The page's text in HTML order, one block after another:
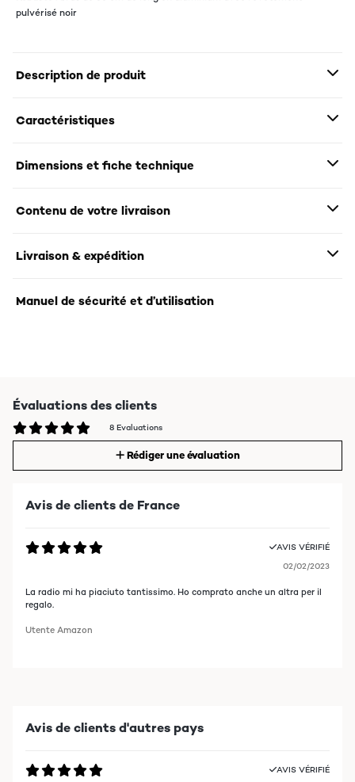
pulvérisé noir
Description de produit
Caractéristiques
Dimensions et fiche technique
Contenu de votre livraison
Livraison & expédition
Manuel de sécurité et d’utilisation
Évaluations des clients
8 Evaluations
Rédiger une évaluation
Avis de clients de France
AVIS VÉRIFIÉ
02/02/2023
La radio mi ha piaciuto tantissimo. Ho comprato anche un altra per il
regalo.
Utente Amazon
Avis de clients d'autres pays
AVIS VÉRIFIÉ